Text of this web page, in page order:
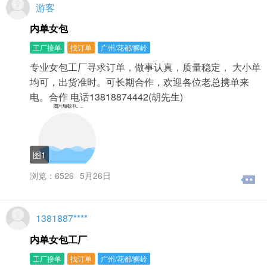
游客
内单女包
工厂接单 找订单 广州/花都/狮岭
专业女包工厂寻求订单，做事认真，质量稳定， 大小单
均可，出货准时。可长期合作，欢迎各位老总携单来
电。合作 电话13818874442(胡先生)
图1
浏览：6526 5月26日
1381887****
内单女包工厂
工厂接单 找订单 广州/花都/狮岭